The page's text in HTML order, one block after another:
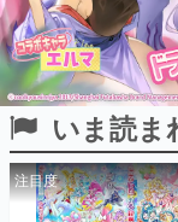
ピック
電ファミのいま読
いま読ま
注目度